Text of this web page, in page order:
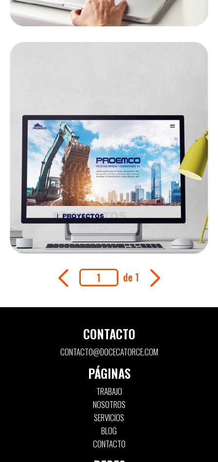
de 1
CONTACTO
CONTACTO@DOCECATORCE.COM
PÁGINAS
TRABAJO
NOSOTROS
SERVICIOS
BLOG
CONTACTO